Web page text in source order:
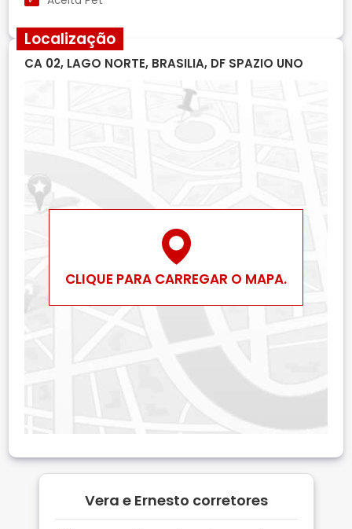
Localização
CA 02, LAGO NORTE, BRASILIA, DF SPAZIO UNO
CLIQUE PARA CARREGAR O MAPA.
Vera e Ernesto corretores